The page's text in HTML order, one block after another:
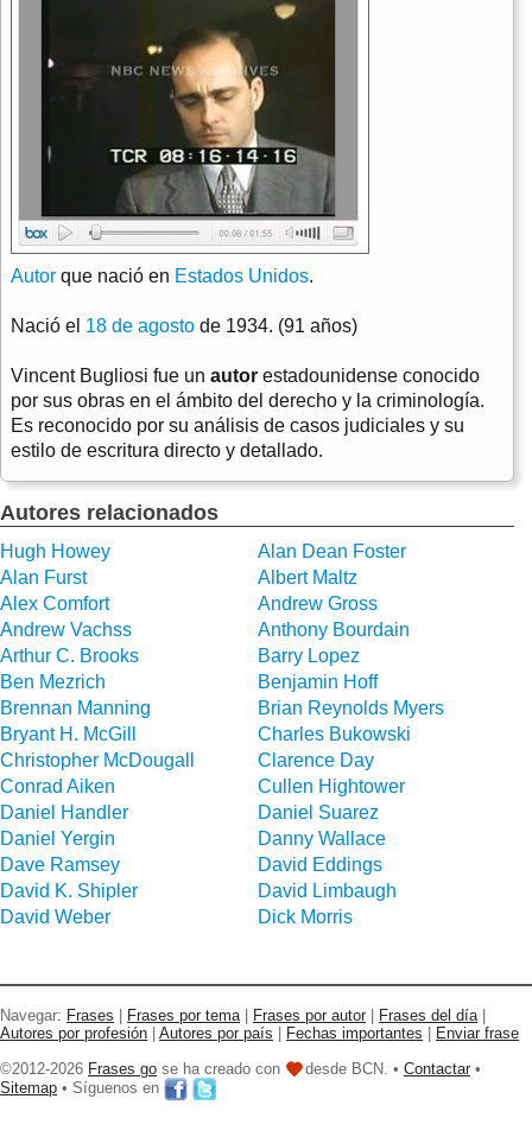
Autor que nació en Estados Unidos.
Nació el 18 de agosto de 1934. (91 años)
Vincent Bugliosi fue un autor estadounidense conocido
por sus obras en el ámbito del derecho y la criminología.
Es reconocido por su análisis de casos judiciales y su
estilo de escritura directo y detallado.
Autores relacionados
Hugh Howey
Alan Dean Foster
Alan Furst
Albert Maltz
Alex Comfort
Andrew Gross
Andrew Vachss
Anthony Bourdain
Arthur C. Brooks
Barry Lopez
Ben Mezrich
Benjamin Hoff
Brennan Manning
Brian Reynolds Myers
Bryant H. McGill
Charles Bukowski
Christopher McDougall
Clarence Day
Conrad Aiken
Cullen Hightower
Daniel Handler
Daniel Suarez
Daniel Yergin
Danny Wallace
Dave Ramsey
David Eddings
David K. Shipler
David Limbaugh
David Weber
Dick Morris
Navegar: Frases | Frases por tema | Frases por autor | Frases del día |
Autores por profesión | Autores por país | Fechas importantes | Enviar frase
©2012-2026 Frases go se ha creado con desde BCN. • Contactar •
Sitemap • Síguenos en